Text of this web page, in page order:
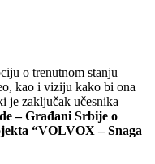
o trenutnom stanju
kao i viziju kako bi ona
je zaključak učesnika
– Građani Srbije o
“VOLVOX – Snaga